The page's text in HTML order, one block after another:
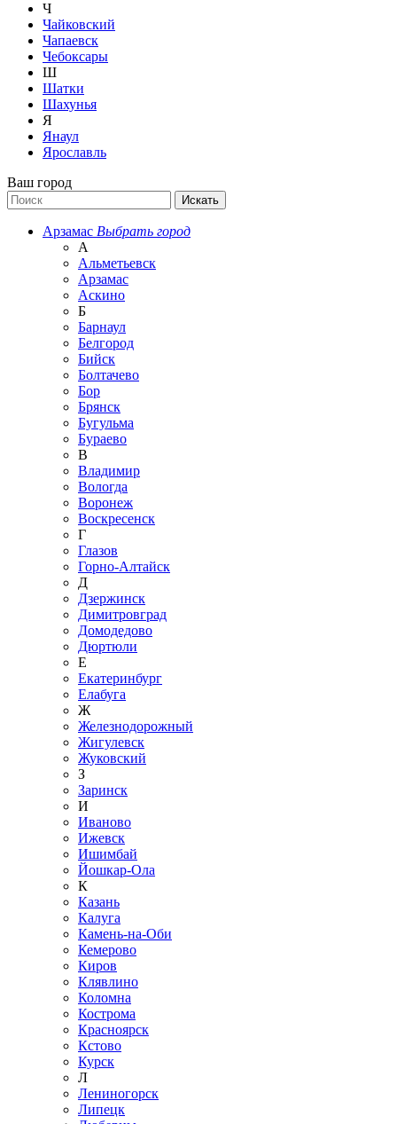
Ч
Чайковский
Чапаевск
Чебоксары
Ш
Шатки
Шахунья
Я
Янаул
Ярославль
Ваш город
Арзамас Выбрать город
А
Альметьевск
Арзамас
Аскино
Б
Барнаул
Белгород
Бийск
Болтачево
Бор
Брянск
Бугульма
Бураево
В
Владимир
Вологда
Воронеж
Воскресенск
Г
Глазов
Горно-Алтайск
Д
Дзержинск
Димитровград
Домодедово
Дюртюли
Е
Екатеринбург
Елабуга
Ж
Железнодорожный
Жигулевск
Жуковский
З
Заринск
И
Иваново
Ижевск
Ишимбай
Йошкар-Ола
К
Казань
Калуга
Камень-на-Оби
Кемерово
Киров
Клявлино
Коломна
Кострома
Красноярск
Кстово
Курск
Л
Лениногорск
Липецк